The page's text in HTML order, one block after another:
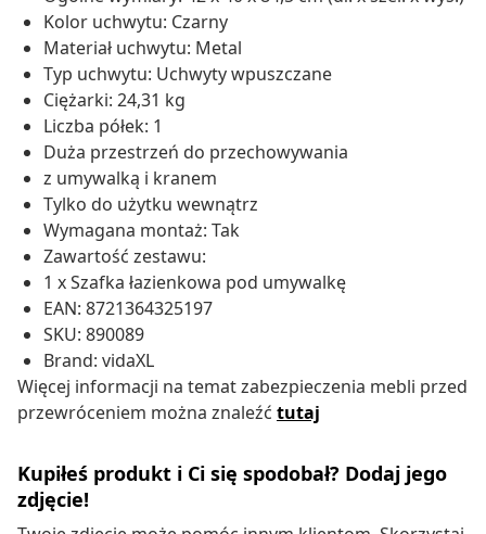
Kolor uchwytu: Czarny
Materiał uchwytu: Metal
Typ uchwytu: Uchwyty wpuszczane
Ciężarki: 24,31 kg
Liczba półek: 1
Duża przestrzeń do przechowywania
z umywalką i kranem
Tylko do użytku wewnątrz
Wymagana montaż: Tak
Zawartość zestawu:
1 x Szafka łazienkowa pod umywalkę
EAN: 8721364325197
SKU: 890089
Brand: vidaXL
Więcej informacji na temat zabezpieczenia mebli przed
przewróceniem można znaleźć tutaj
Kupiłeś produkt i Ci się spodobał? Dodaj jego
zdjęcie!